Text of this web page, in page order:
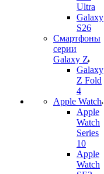
Ultra
Galaxy
S26
Смартфоны
серии
Galaxy Z
Galaxy
Z Fold
4
Apple Watch
Apple
Watch
Series
10
Apple
Watch